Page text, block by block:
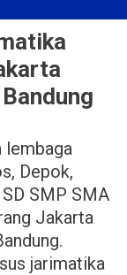
lembaga
Depok,
SMP SMA
Jakarta
jarimatika